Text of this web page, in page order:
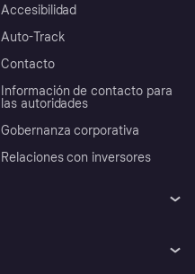
Accesibilidad
Auto-Track
Contacto
Información de contacto para
las autoridades
Gobernanza corporativa
Relaciones con inversores